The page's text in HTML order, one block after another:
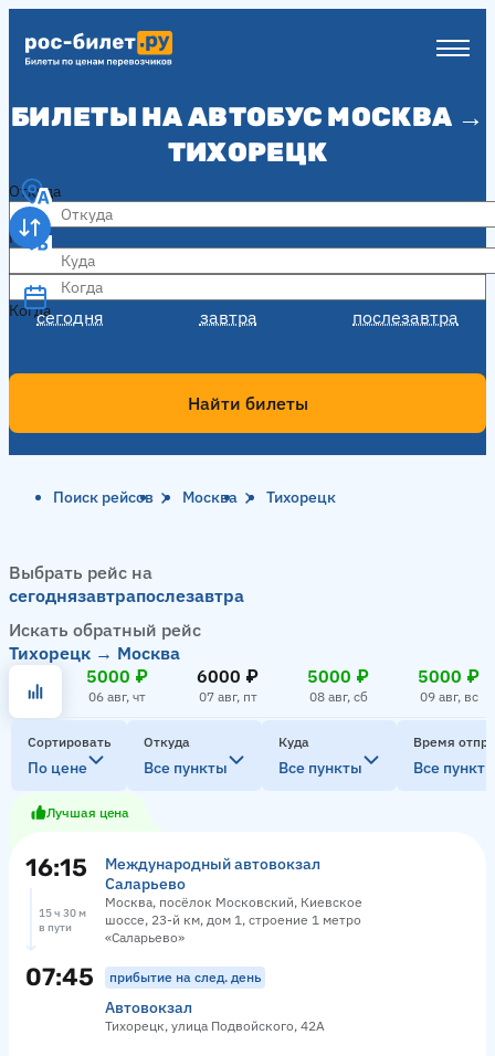
БИЛЕТЫ НА АВТОБУС МОСКВА →
ТИХОРЕЦК
Откуда
Куда
Когда
сегодня завтра послезавтра
Когда
Найти билеты
Поиск рейсов Москва Тихорецк
Выбрать рейс на
сегоднязавтрапослезавтра
Искать обратный рейс
Тихорецк → Москва
5000 ₽
06 авг, чт
6000 ₽
07 авг, пт
5000 ₽
08 авг, сб
5000 ₽
09 авг, вс
Сортировать
По цене
Откуда
Все пункты
Куда
Все пункты
Время
Все
Лучшая цена
16:15
Международный автовокзал
Саларьево
Москва, посёлок Московский, Киевское
шоссе, 23-й км, дом 1, строение 1 метро
«Саларьево»
15 ч 30 м
в пути
07:45 прибытие на след. день
Автовокзал
Тихорецк, улица Подвойского, 42А